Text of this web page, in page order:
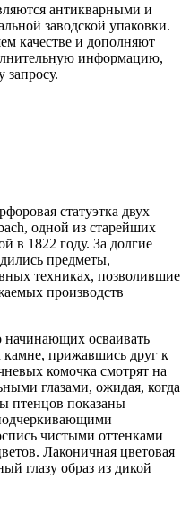
антикварными и
заводской упаковки.
качестве и дополняют
информацию,
статуэтка двух
одной из старейших
в 1822 году. За долгие
предметы,
техниках, позволившие
производств
начинающих осваивать
камне, прижавшись друг к
комочка смотрят на
глазами, ожидая, когда
птенцов показаны
чистыми оттенками
Лаконичная цветовая
глазу образ из дикой